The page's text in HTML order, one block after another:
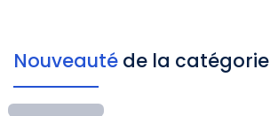
Nouveauté de la catégorie